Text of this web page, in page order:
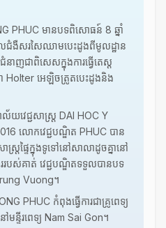
PHUC មានបទពិសោធន៍ 8 ឆ្នាំ
ាលជំងឺសរសៃឈាមបេះដូងពីមូលដ្ឋាន
ាញជាពិសេសក្នុងការធ្វើតេស្ត
Holter អេឡិចត្រូតបេះដូងនិង
យវេជ្ជសាស្ត្រ DAI HOC Y
លោកវេជ្ជបណ្ឌិត PHUC បាន
ស្ត្រផ្ទៃក្នុងទូទៅនៅសាលាដូចគ្នានៅ
របស់គាត់ វេជ្ជបណ្ឌិតទទួលបានបទ
Vuong។
PHUC កំពុងធ្វើការជាគ្រូពេទ្យ
ទីរពេទ្យ Nam Sai​ Gon។